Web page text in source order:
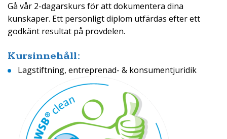
Gå vår 2-dagarskurs för att dokumentera dina
kunskaper. Ett personligt diplom utfärdas efter ett
godkänt resultat på provdelen.
Kursinnehåll:
Lagstiftning, entreprenad- & konsumentjuridik